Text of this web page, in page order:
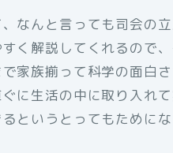
なんと言っても司会の
く解説してくれるので
家族揃って科学の面白さ
に生活の中に取り入れ
というとってもために